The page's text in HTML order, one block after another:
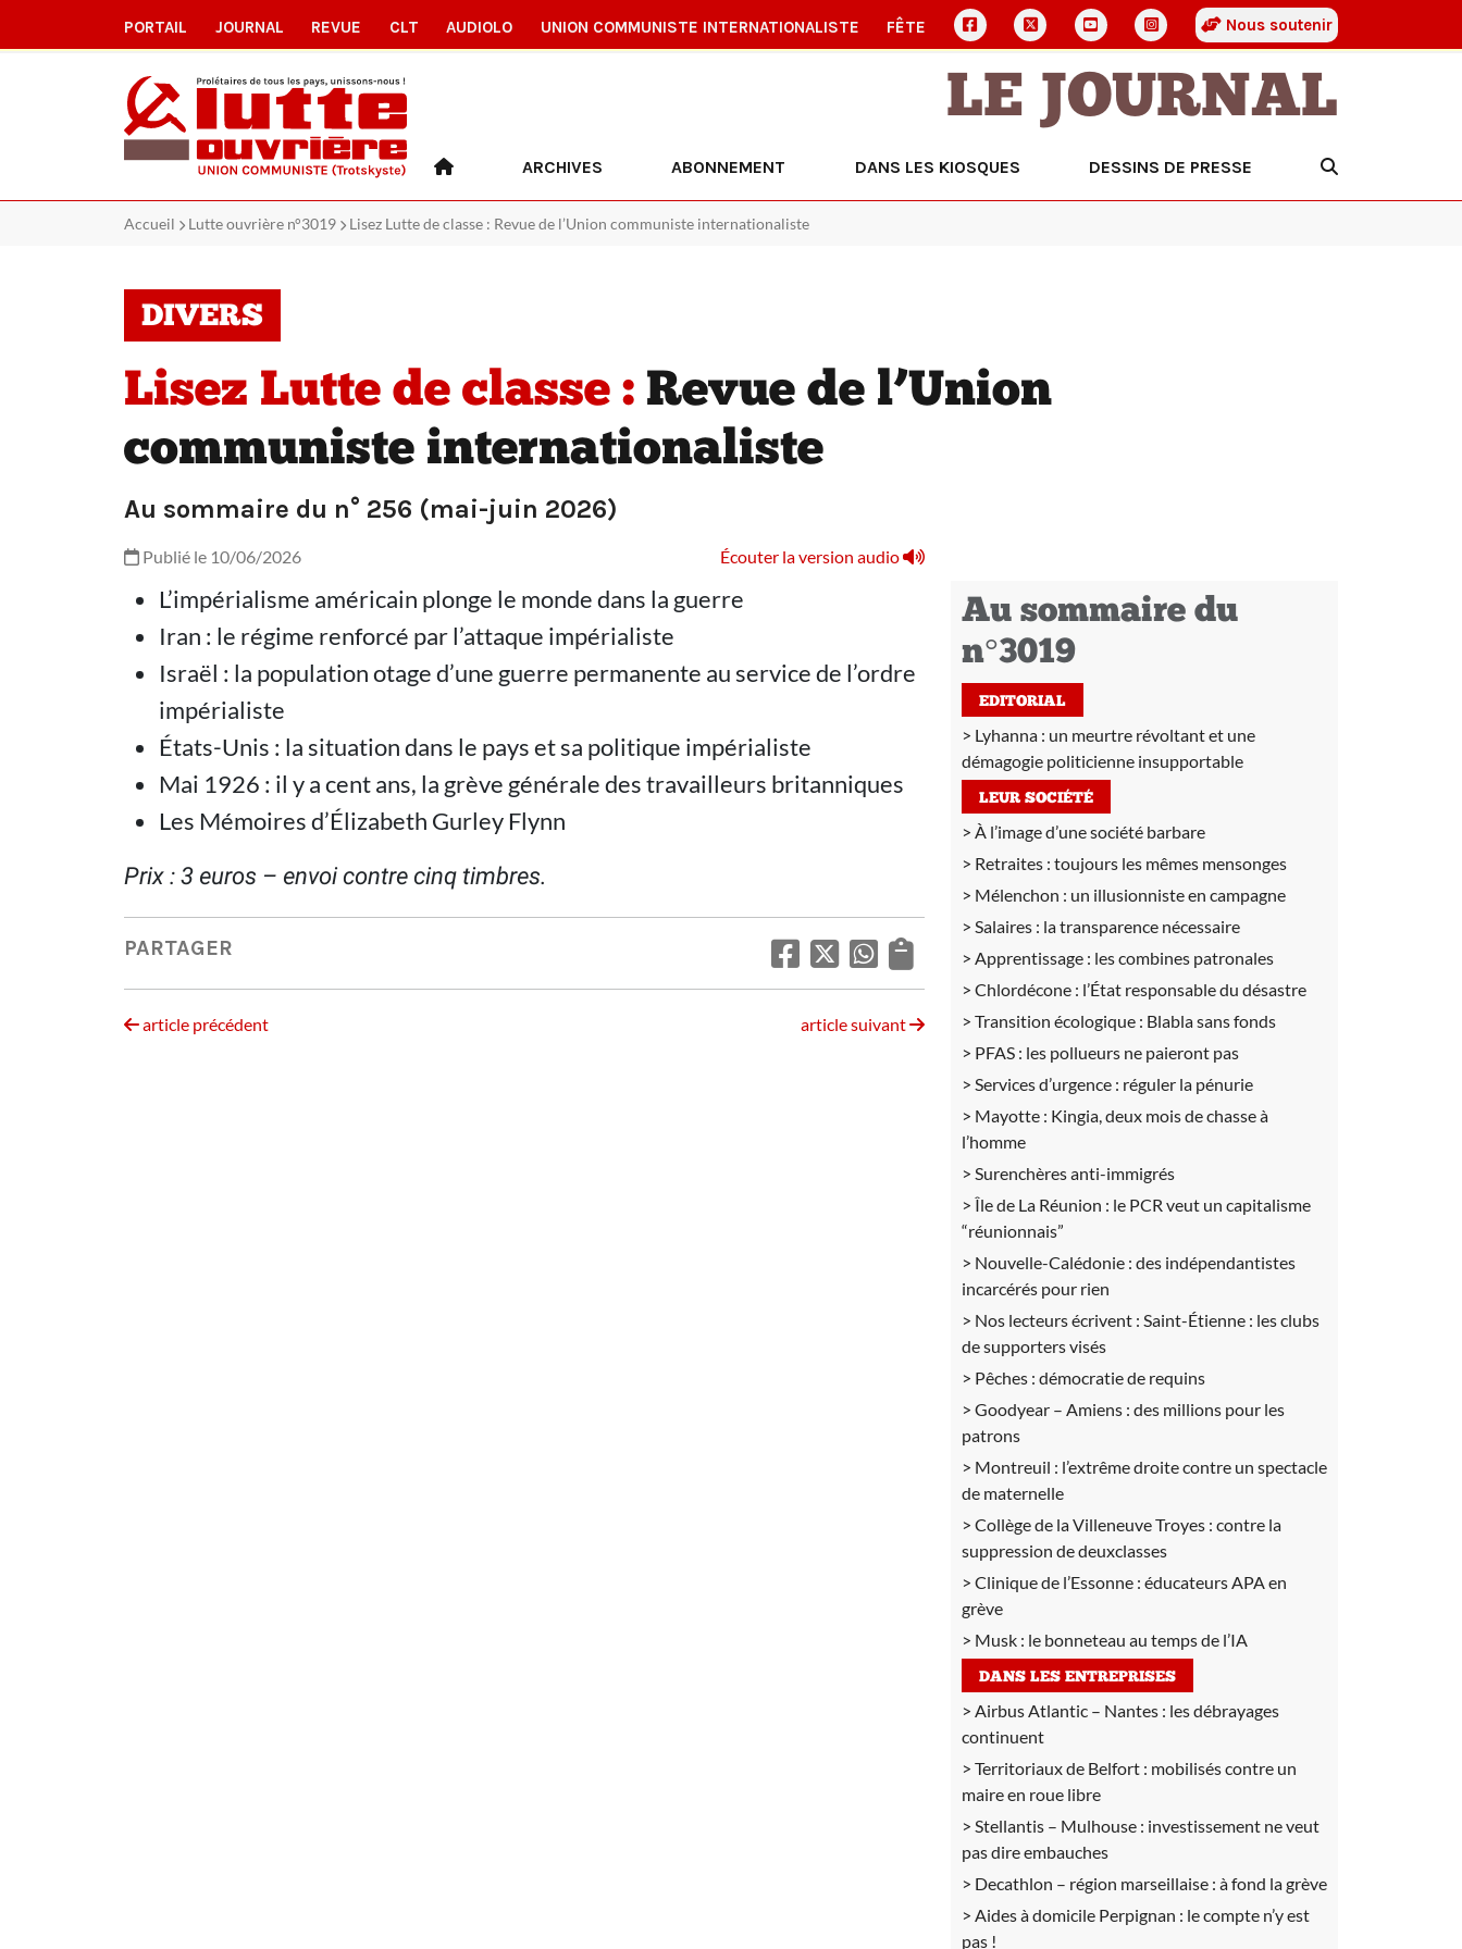
PORTAIL JOURNAL REVUE CLT AUDIOLO UNION COMMUNISTE INTERNATIONALISTE FÊTE Nous soutenir
LE JOURNAL
ARCHIVES ABONNEMENT DANS LES KIOSQUES DESSINS DE PRESSE
Accueil Lutte ouvrière n°3019 Lisez Lutte de classe : Revue de l’Union communiste internationaliste
DIVERS
Lisez Lutte de classe : Revue de l’Union
communiste internationaliste
Au sommaire du n° 256 (mai-juin 2026)
Publié le 10/06/2026 Écouter la version audio
L’impérialisme américain plonge le monde dans la guerre
Iran : le régime renforcé par l’attaque impérialiste
Israël : la population otage d’une guerre permanente au service de l’ordre
impérialiste
États-Unis : la situation dans le pays et sa politique impérialiste
Mai 1926 : il y a cent ans, la grève générale des travailleurs britanniques
Les Mémoires d’Élizabeth Gurley Flynn
Prix : 3 euros – envoi contre cinq timbres.
PARTAGER
article précédent article suivant
Au sommaire du
n°3019
EDITORIAL
Lyhanna : un meurtre révoltant et une
démagogie politicienne insupportable
LEUR SOCIÉTÉ
À l’image d’une société barbare
Retraites : toujours les mêmes mensonges
Mélenchon : un illusionniste en campagne
Salaires : la transparence nécessaire
Apprentissage : les combines patronales
Chlordécone : l’État responsable du désastre
Transition écologique : Blabla sans fonds
PFAS : les pollueurs ne paieront pas
Services d’urgence : réguler la pénurie
Mayotte : Kingia, deux mois de chasse à
l’homme
Surenchères anti-immigrés
Île de La Réunion : le PCR veut un capitalisme
“réunionnais”
Nouvelle-Calédonie : des indépendantistes
incarcérés pour rien
Nos lecteurs écrivent : Saint-Étienne : les clubs
de supporters visés
Pêches : démocratie de requins
Goodyear – Amiens : des millions pour les
patrons
Montreuil : l’extrême droite contre un spectacle
de maternelle
Collège de la Villeneuve Troyes : contre la
suppression de deuxclasses
Clinique de l’Essonne : éducateurs APA en
grève
Musk : le bonneteau au temps de l’IA
DANS LES ENTREPRISES
Airbus Atlantic – Nantes : les débrayages
continuent
Territoriaux de Belfort : mobilisés contre un
maire en roue libre
Stellantis – Mulhouse : investissement ne veut
pas dire embauches
Decathlon – région marseillaise : à fond la grève
Aides à domicile Perpignan : le compte n’y est
pas !